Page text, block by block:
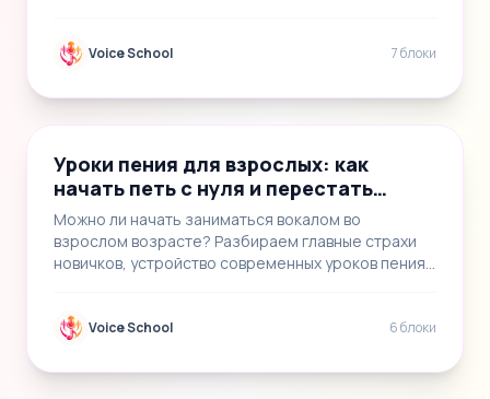
Voice School 7 блоки
📝6
Уроки пения для взрослых: как
начать петь с нуля и перестать
стесняться
Можно ли начать заниматься вокалом во
взрослом возрасте? Разбираем главные страхи
новичков, устройство современных уроков пения
Voice School 6 блоки
📝1